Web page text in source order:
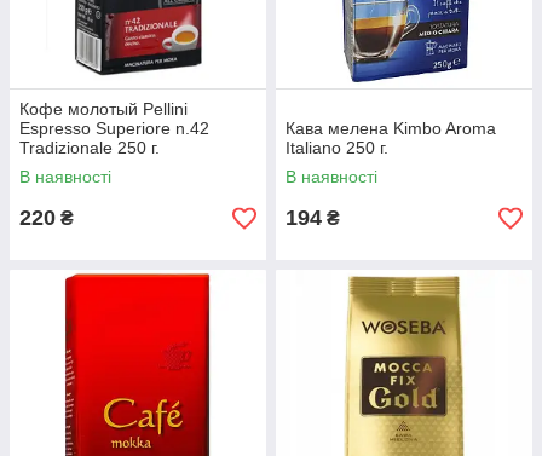
Кофе молотый Pellini
Espresso Superiore n.42
Tradizionale 250 г.
В наявності
220 ₴
Кава мелена Kimbo Aroma
Italiano 250 г.
В наявності
194 ₴